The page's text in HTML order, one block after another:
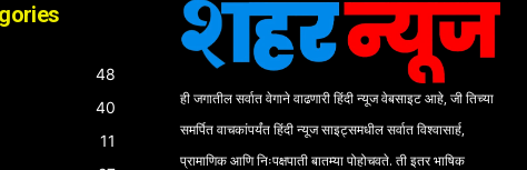
48
40
11
ही जगातील सर्वात वेगाने वाढणारी हिंदी न्यूज वेबसाइट आहे, जी तिच्या
समर्पित वाचकांपर्यंत हिंदी न्यूज साइट्समधील सर्वात विश्वासार्ह,
प्रामाणिक आणि निःपक्षपाती बातम्या पोहोचवते. ती इतर भाषिक